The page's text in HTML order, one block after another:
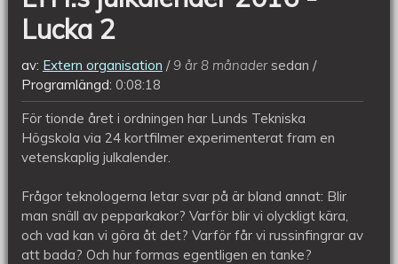
Lucka 2
av: Extern organisation 9 år 8 månadersedan
Programlängd: 0:08:18
För tionde året i ordningen har Lunds Tekniska
Högskola via 24 kortfilmer experimenterat fram en
vetenskaplig julkalender.
Frågor teknologerna letar svar på är bland annat: Blir
man snäll av pepparkakor? Varför blir vi olyckligt kära,
och vad kan vi göra åt det? Varför får vi russinfingrar av
att bada? Och hur formas egentligen en tanke?